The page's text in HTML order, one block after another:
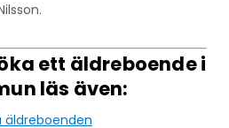
ett äldreboende i
läs även:
äldreboenden